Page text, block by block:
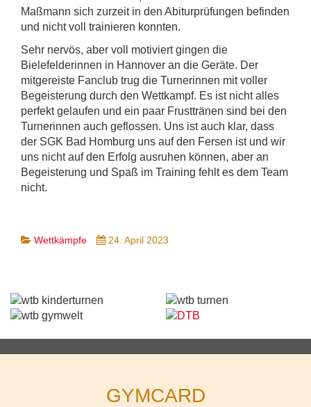
Maßmann sich zurzeit in den Abiturprüfungen befinden
und nicht voll trainieren konnten.
Sehr nervös, aber voll motiviert gingen die
Bielefelderinnen in Hannover an die Geräte. Der
mitgereiste Fanclub trug die Turnerinnen mit voller
Begeisterung durch den Wettkampf. Es ist nicht alles
perfekt gelaufen und ein paar Frusttränen sind bei den
Turnerinnen auch geflossen. Uns ist auch klar, dass
der SGK Bad Homburg uns auf den Fersen ist und wir
uns nicht auf den Erfolg ausruhen können, aber an
Begeisterung und Spaß im Training fehlt es dem Team
nicht.
Wettkämpfe 24. April 2023
GYMCARD